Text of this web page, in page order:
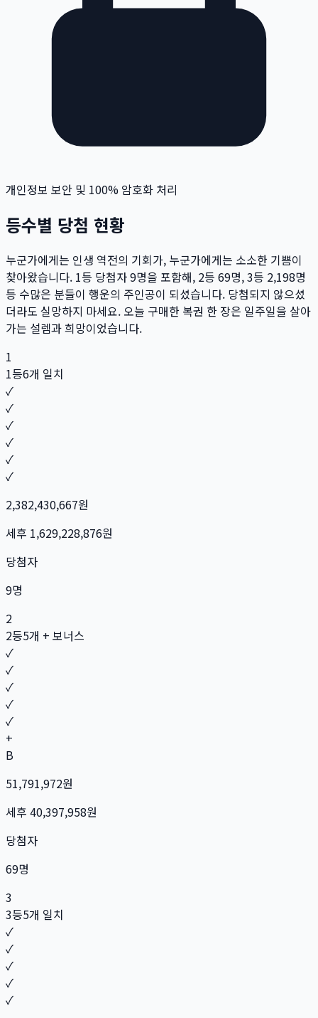
개인정보 보안 및 100% 암호화 처리
등수별 당첨 현황
누군가에게는 인생 역전의 기회가, 누군가에게는 소소한 기쁨이
찾아왔습니다. 1등 당첨자9명을 포함해, 2등 69명, 3등 2,198명
등 수많은 분들이 행운의 주인공이 되셨습니다. 당첨되지 않으셨
더라도 실망하지 마세요. 오늘 구매한 복권 한 장은 일주일을 살아
가는 설렘과 희망이었습니다.
1
1등6개 일치
✓
✓
✓
✓
✓
✓
2,382,430,667원
세후 1,629,228,876원
당첨자
9명
2
2등5개 + 보너스
✓
✓
✓
✓
✓
+
B
51,791,972원
세후 40,397,958원
당첨자
69명
3
3등5개 일치
✓
✓
✓
✓
✓